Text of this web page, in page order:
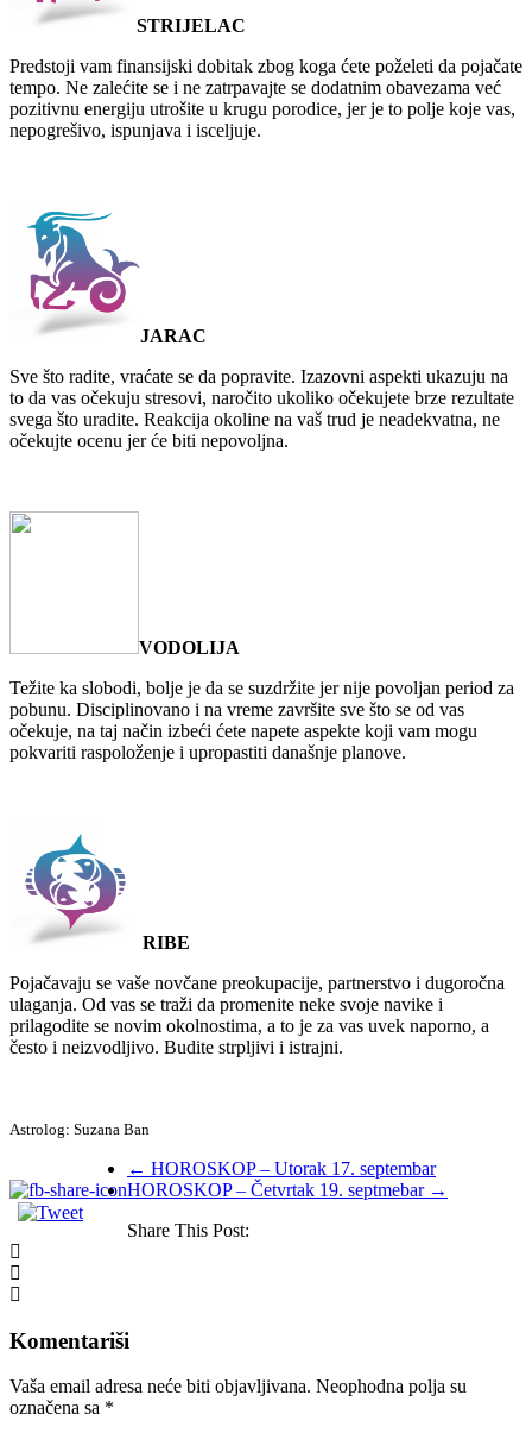
STRIJELAC
Predstoji vam finansijski dobitak zbog koga ćete poželeti da pojačate
tempo. Ne zalećite se i ne zatrpavajte se dodatnim obavezama već
pozitivnu energiju utrošite u krugu porodice, jer je to polje koje vas,
nepogrešivo, ispunjava i isceljuje.
JARAC
Sve što radite, vraćate se da popravite. Izazovni aspekti ukazuju na
to da vas očekuju stresovi, naročito ukoliko očekujete brze rezultate
svega što uradite. Reakcija okoline na vaš trud je neadekvatna, ne
očekujte ocenu jer će biti nepovoljna.
VODOLIJA
Težite ka slobodi, bolje je da se suzdržite jer nije povoljan period za
pobunu. Disciplinovano i na vreme završite sve što se od vas
očekuje, na taj način izbeći ćete napete aspekte koji vam mogu
pokvariti raspoloženje i upropastiti današnje planove.
RIBE
Pojačavaju se vaše novčane preokupacije, partnerstvo i dugoročna
ulaganja. Od vas se traži da promenite neke svoje navike i
prilagodite se novim okolnostima, a to je za vas uvek naporno, a
često i neizvodljivo. Budite strpljivi i istrajni.
Astrolog: Suzana Ban
← HOROSKOP – Utorak 17. septembar
HOROSKOP – Četvrtak 19. septmebar →
Share This Post:
Komentariši
Vaša email adresa neće biti objavljivana. Neophodna polja su
označena sa *